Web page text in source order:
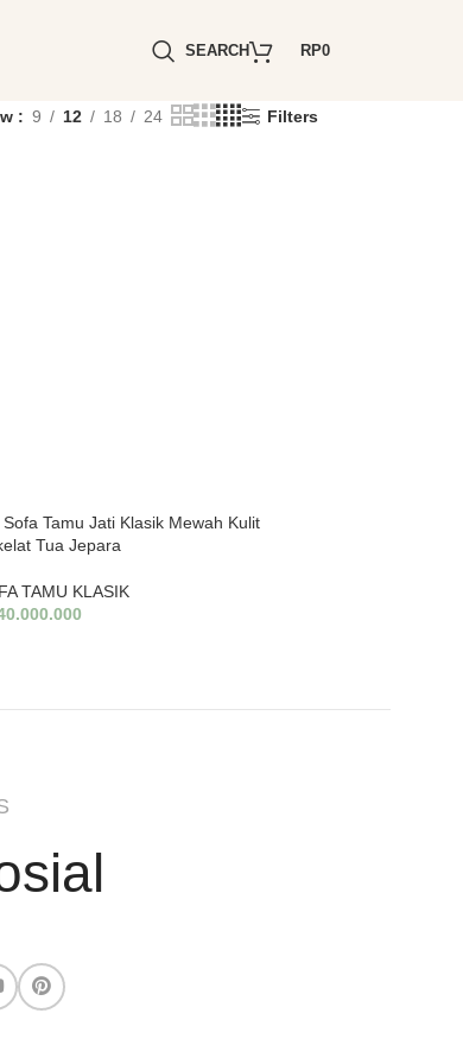
SEARCH RP0
9 12 18 24 Filters
Sofa Tamu Jati Klasik Mewah Kulit
Tua Jepara
TAMU KLASIK